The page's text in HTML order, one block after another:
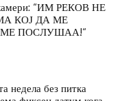
“ИМ РЕКОВ НЕ
КОЈ ДА МЕ
ПОСЛУШАА!“
недела без питка